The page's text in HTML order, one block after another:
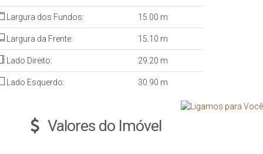
Largura dos Fundos: 15 .00 m
Largura da Frente: 15 .10 m
Lado Direito: 29 .20 m
Lado Esquerdo: 30 .90 m
Valores do Imóvel